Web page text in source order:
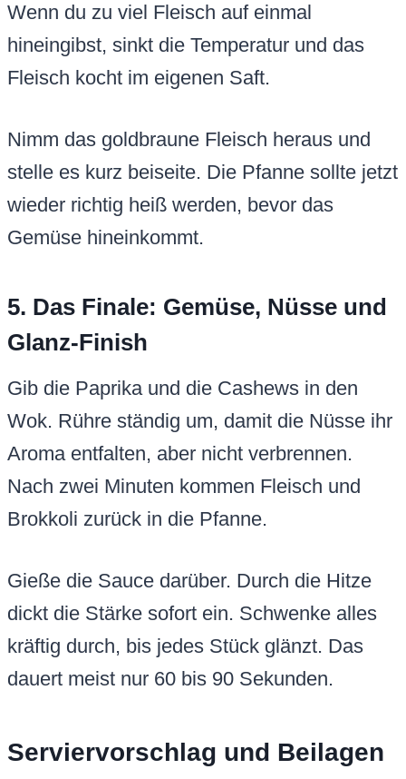
Wenn du zu viel Fleisch auf einmal
hineingibst, sinkt die Temperatur und das
Fleisch kocht im eigenen Saft.
Nimm das goldbraune Fleisch heraus und
stelle es kurz beiseite. Die Pfanne sollte jetzt
wieder richtig heiß werden, bevor das
Gemüse hineinkommt.
5. Das Finale: Gemüse, Nüsse und
Glanz-Finish
Gib die Paprika und die Cashews in den
Wok. Rühre ständig um, damit die Nüsse ihr
Aroma entfalten, aber nicht verbrennen.
Nach zwei Minuten kommen Fleisch und
Brokkoli zurück in die Pfanne.
Gieße die Sauce darüber. Durch die Hitze
dickt die Stärke sofort ein. Schwenke alles
kräftig durch, bis jedes Stück glänzt. Das
dauert meist nur 60 bis 90 Sekunden.
Serviervorschlag und Beilagen